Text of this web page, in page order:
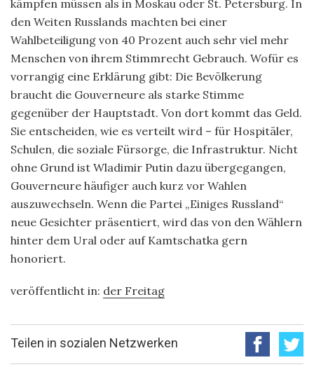
kämpfen müssen als in Moskau oder St. Petersburg. In
den Weiten Russlands machten bei einer
Wahlbeteiligung von 40 Prozent auch sehr viel mehr
Menschen von ihrem Stimmrecht Gebrauch. Wofür es
vorrangig eine Erklärung gibt: Die Bevölkerung
braucht die Gouverneure als starke Stimme
gegenüber der Hauptstadt. Von dort kommt das Geld.
Sie entscheiden, wie es verteilt wird – für Hospitäler,
Schulen, die soziale Fürsorge, die Infrastruktur. Nicht
ohne Grund ist Wladimir Putin dazu übergegangen,
Gouverneure häufiger auch kurz vor Wahlen
auszuwechseln. Wenn die Partei „Einiges Russland“
neue Gesichter präsentiert, wird das von den Wählern
hinter dem Ural oder auf Kamtschatka gern
honoriert.
veröffentlicht in: der Freitag
Teilen in sozialen Netzwerken